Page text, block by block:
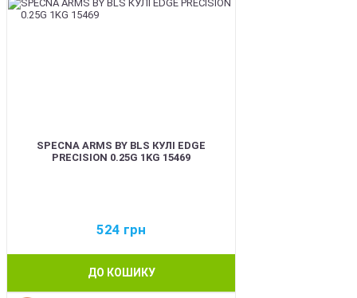
SPECNA ARMS BY BLS КУЛІ EDGE
PRECISION 0.25G 1KG 15469
524 грн
ДО КОШИКУ